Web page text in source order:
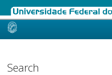
Skip
Search